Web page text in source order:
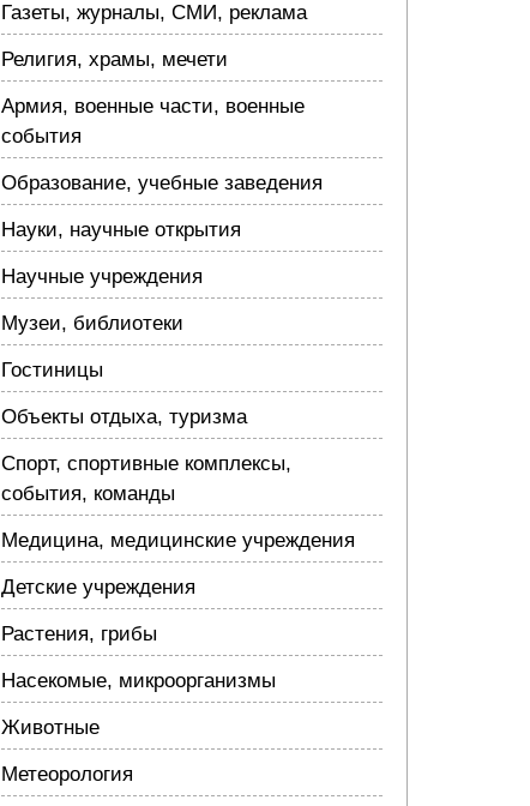
Газеты, журналы, СМИ, реклама
Религия, храмы, мечети
Армия, военные части, военные
события
Образование, учебные заведения
Науки, научные открытия
Научные учреждения
Музеи, библиотеки
Гостиницы
Объекты отдыха, туризма
Спорт, спортивные комплексы,
события, команды
Медицина, медицинские учреждения
Детские учреждения
Растения, грибы
Насекомые, микроорганизмы
Животные
Метеорология